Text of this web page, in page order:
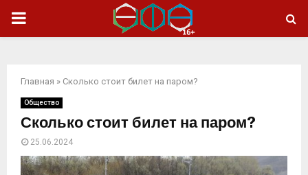
ОСНОВНОЕ
Главная » Сколько стоит билет на паром?
Общество
Сколько стоит билет на паром?
25.06.2024